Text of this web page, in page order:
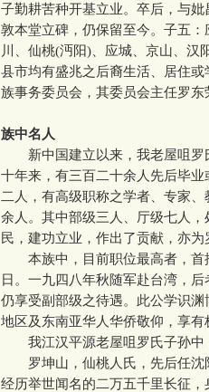
子勤耕苦种开基立业。卒后，与
敦本堂立碑，仍保留至今。子五
川、仙桃(沔阳)、应城、京山、汉
县市均有盛兆之后裔生活、居住
族事务委员会，其委员会主任罗东
族中名人
新中国建立以来，我老屋咀罗
十年来，有三百二十余人先后毕
二人，有高级职称之学者、专家
余人。其中部级三人、厅级七人
民，建功立业，作出了贡献，亦为
本族中，目前职位最高者，首
日。一九四八年秋随军赴台湾，
仍享受副部级之待遇。此公学识
地区及东南亚华人华侨敬仰，享有
我江汉平源老屋咀罗氏子孙中
罗坤山，仙桃人氏，先后任沈
经历举世闻名的二万五千里长征